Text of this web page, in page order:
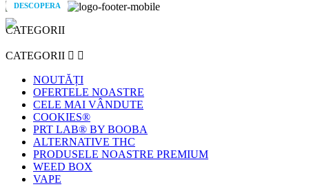
DESCOPERA
CATEGORII
CATEGORII  
NOUTĂȚI
OFERTELE NOASTRE
CELE MAI VÂNDUTE
COOKIES®
PRT LAB® BY BOOBA
ALTERNATIVE THC
PRODUSELE NOASTRE PREMIUM
WEED BOX
VAPE